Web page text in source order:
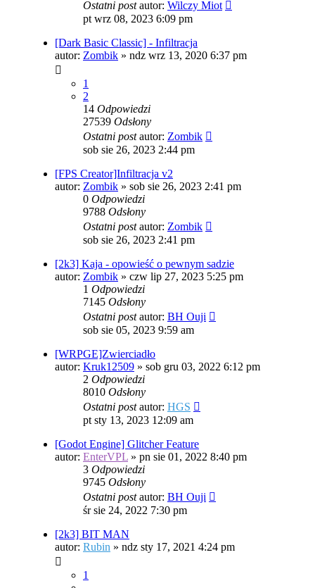
Ostatni postautor: Wilczy Miot
pt wrz 08, 2023 6:09 pm
[Dark Basic Classic] - Infiltracja
autor: Zombik » ndz wrz 13, 2020 6:37 pm
1
2
14 Odpowiedzi
27539 Odsłony
Ostatni postautor: Zombik
sob sie 26, 2023 2:44 pm
[FPS Creator]Infiltracja v2
autor: Zombik » sob sie 26, 2023 2:41 pm
0 Odpowiedzi
9788 Odsłony
Ostatni postautor: Zombik
sob sie 26, 2023 2:41 pm
[2k3] Kaja - opowieść o pewnym sadzie
autor: Zombik » czw lip 27, 2023 5:25 pm
1 Odpowiedzi
7145 Odsłony
Ostatni postautor: BH Ouji
sob sie 05, 2023 9:59 am
[WRPGE]Zwierciadło
autor: Kruk12509 » sob gru 03, 2022 6:12 pm
2 Odpowiedzi
8010 Odsłony
Ostatni postautor: HGS
pt sty 13, 2023 12:09 am
[Godot Engine] Glitcher Feature
autor: EnterVPL » pn sie 01, 2022 8:40 pm
3 Odpowiedzi
9745 Odsłony
Ostatni postautor: BH Ouji
śr sie 24, 2022 7:30 pm
[2k3] BIT MAN
autor: Rubin » ndz sty 17, 2021 4:24 pm
1